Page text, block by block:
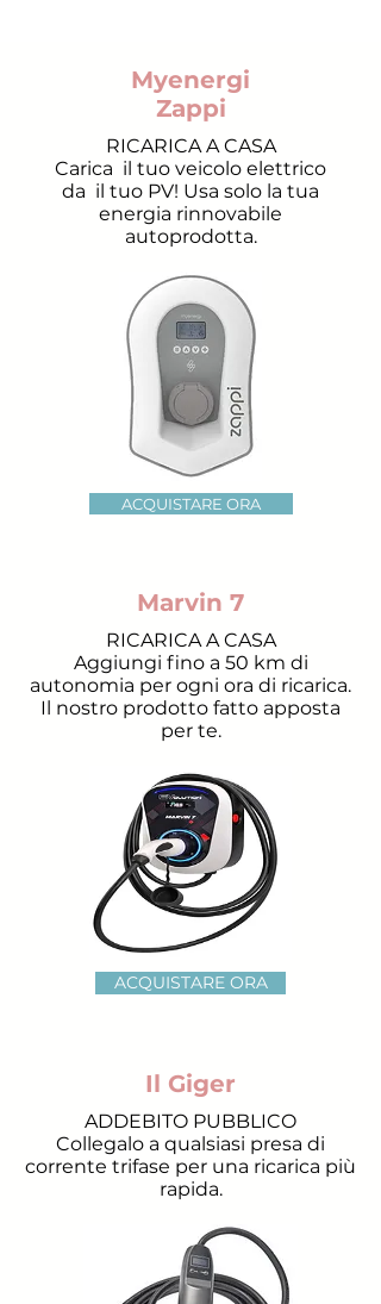
Myenergi
Zappi
RICARICA A CASA
Carica il tuo veicolo elettrico
da il tuo PV! Usa solo la tua
energia rinnovabile
autoprodotta.
ACQUISTARE ORA
Marvin 7
RICARICA A CASA
Aggiungi fino a 50 km di
autonomia per ogni ora di ricarica.
Il nostro prodotto fatto apposta
per te.
ACQUISTARE ORA
Il Giger
ADDEBITO PUBBLICO
Collegalo a qualsiasi presa di
corrente trifase per una ricarica più
rapida.